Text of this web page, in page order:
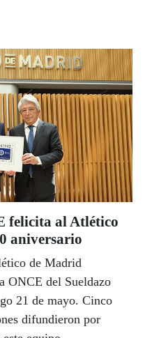
felicita al Atlético
aniversario
de Madrid
ONCE del Sueldazo
21 de mayo. Cinco
difundieron por